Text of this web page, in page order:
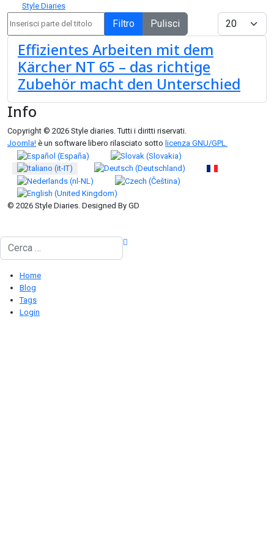
Style Diaries
Filtro Pulisci
Visualizza #
Effizientes Arbeiten mit dem
Kärcher NT 65 – das richtige
Zubehör macht den Unterschied
Info
Copyright © 2026 Style diaries. Tutti i diritti riservati.
Joomla! è un software libero rilasciato sotto licenza GNU/GPL.
Seleziona la tua lingua
© 2026 Style Diaries. Designed By GD
Cerca
Home
Blog
Tags
Login